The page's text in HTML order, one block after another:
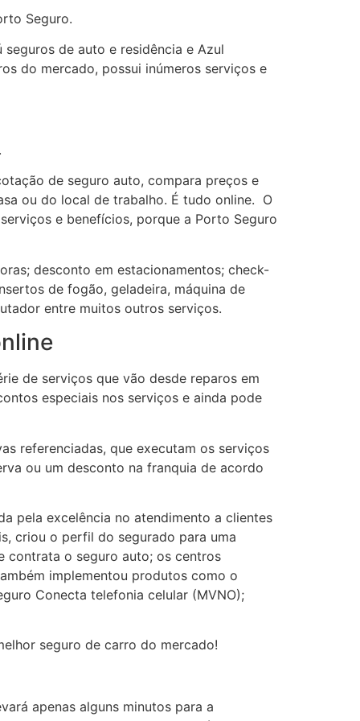
Seguro.
de auto e residência e Azul
do mercado, possui inúmeros serviços e
de seguro auto, compara preços e
ou do local de trabalho. É tudo online. O
e benefícios, porque a Porto Seguro
desconto em estacionamentos; check-
de fogão, geladeira, máquina de
entre muitos outros serviços.
de serviços que vão desde reparos em
especiais nos serviços e ainda pode
referenciadas, que executam os serviços
ou um desconto na franquia de acordo
pela excelência no atendimento a clientes
criou o perfil do segurado para uma
contrata o seguro auto; os centros
implementou produtos como o
Conecta telefonia celular (MVNO);
seguro de carro do mercado!
apenas alguns minutos para a